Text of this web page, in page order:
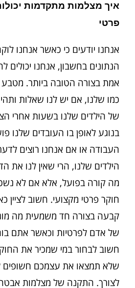
איך מצלמות מתקדמות
פרטי
אנחנו יודעים כי כאשר אנחנו
הנתונים בחשבון, אנחנו יכולים
אמת בצורה הטובה ביותר.
כמו שלנו, אם יש לנו שאלות
של הילדים שלנו בשעות אחרי
בנוגע לאופן בו העובדים שלנו
העבודה או אם אנחנו רוצים
הילדים שלנו, הרי שאין לנו את
מה קורה בפועל, אלא אם לא
חוקר פרטי מקצועי. חשוב לציין
קבעה בצורה חד משמעית מה
של אדם לפרטיות וכאשר אתם
חשוב לבחור במי שמכיר את החוק
שלא תמצאו את עצמכם
לצורך. התקנה של מצלמות